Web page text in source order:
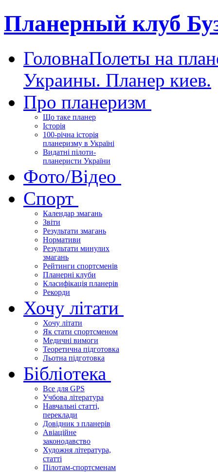
Планерный клуб
ГоловнаПолеты на
Украины. Планер киев.
Про планеризм
Що таке планер
Історія
100-річна історія
планеризму в Україні
Видатні пілоти-
планеристи України
Фото/Відео
Спорт
Календар змагань
Звіти
Результати змагань
Нормативи
Результати минулих
змагань
Рейтинги спортсменів
Планерні клуби
Класифікація планерів
Рекорди
Хочу літати
Хочу літати
Як стати спортсменом
Медичні вимоги
Теоретична підготовка
Льотна підготовка
Бібліотека
Все для GPS
Учбова література
Навчальні статті,
переклади
Довідник з планерів
Авіаційне
законодавство
Художня література,
статті
Пілотам-спортсменам